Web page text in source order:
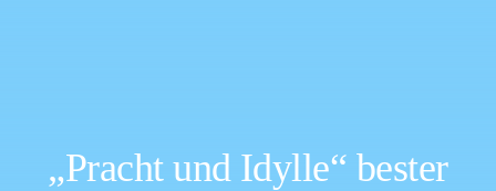
„Pracht und Idylle“ bester